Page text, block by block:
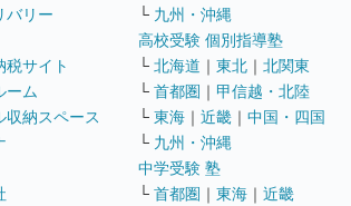
バリー
税サイト
ーム
収納スペース
└ 九州・沖縄
高校受験 個別指導塾
└ 北海道 ｜ 東北 ｜ 北関東
└ 首都圏 ｜ 甲信越・北陸
└ 東海 ｜ 近畿 ｜ 中国・四国
└ 九州・沖縄
中学受験 塾
└ 首都圏 ｜ 東海 ｜ 近畿